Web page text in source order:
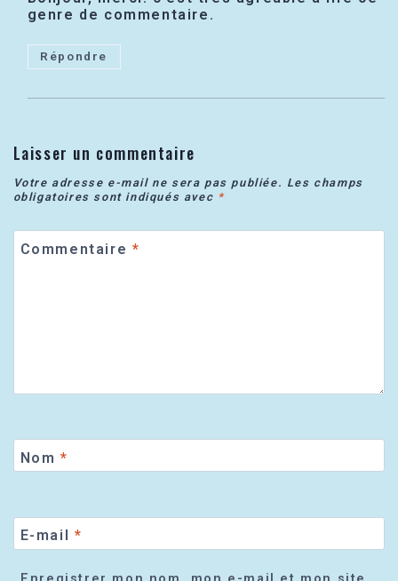
genre de commentaire.
Répondre
Laisser un commentaire
Votre adresse e-mail ne sera pas publiée. Les champs
obligatoires sont indiqués avec *
Commentaire *
Nom *
E-mail *